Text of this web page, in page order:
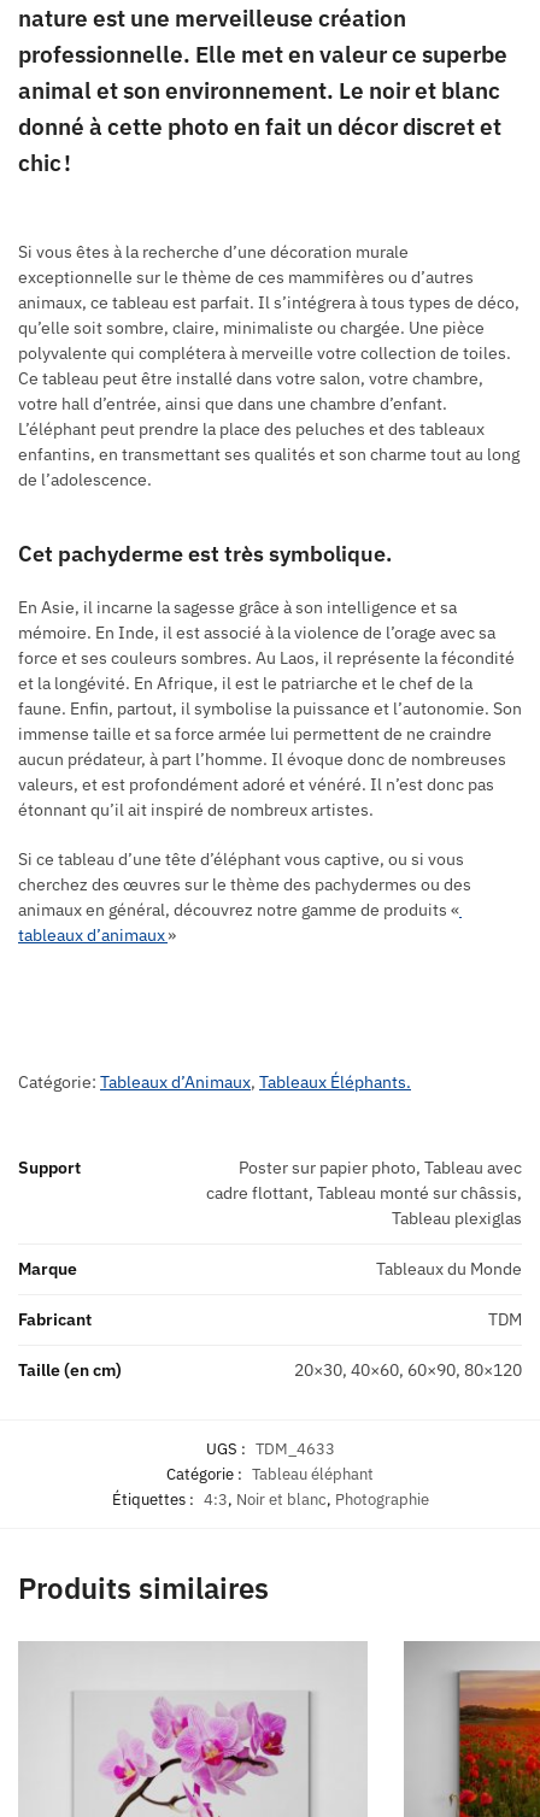
nature est une merveilleuse création
professionnelle. Elle met en valeur ce superbe
animal et son environnement. Le noir et blanc
donné à cette photo en fait un décor discret et
chic !
Si vous êtes à la recherche d’une décoration murale
exceptionnelle sur le thème de ces mammifères ou d’autres
animaux, ce tableau est parfait. Il s’intégrera à tous types de déco,
qu’elle soit sombre, claire, minimaliste ou chargée. Une pièce
polyvalente qui complétera à merveille votre collection de toiles.
Ce tableau peut être installé dans votre salon, votre chambre,
votre hall d’entrée, ainsi que dans une chambre d’enfant.
L’éléphant peut prendre la place des peluches et des tableaux
enfantins, en transmettant ses qualités et son charme tout au long
de l’adolescence.
Cet pachyderme est très symbolique.
En Asie, il incarne la sagesse grâce à son intelligence et sa
mémoire. En Inde, il est associé à la violence de l’orage avec sa
force et ses couleurs sombres. Au Laos, il représente la fécondité
et la longévité. En Afrique, il est le patriarche et le chef de la
faune. Enfin, partout, il symbolise la puissance et l’autonomie. Son
immense taille et sa force armée lui permettent de ne craindre
aucun prédateur, à part l’homme. Il évoque donc de nombreuses
valeurs, et est profondément adoré et vénéré. Il n’est donc pas
étonnant qu’il ait inspiré de nombreux artistes.
Si ce tableau d’une tête d’éléphant vous captive, ou si vous
cherchez des œuvres sur le thème des pachydermes ou des
animaux en général, découvrez notre gamme de produits «
tableaux d’animaux»
Catégorie: Tableaux d’Animaux, Tableaux Éléphants.
Support
Poster sur papier photo, Tableau avec
cadre flottant, Tableau monté sur châssis,
Tableau plexiglas
Marque Tableaux du Monde
Fabricant TDM
Taille (en cm) 20×30, 40×60, 60×90, 80×120
UGS : TDM_4633
Catégorie : Tableau éléphant
Étiquettes : 4:3, Noir et blanc, Photographie
Produits similaires